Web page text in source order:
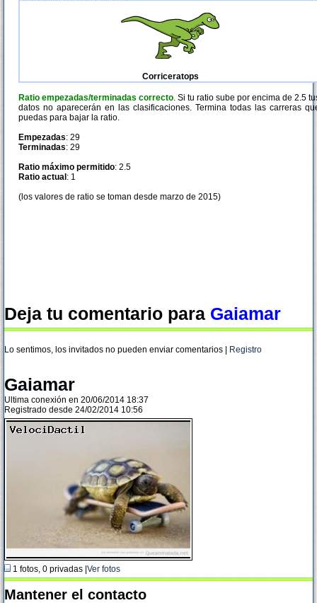
Corriceratops
Ratio empezadas/terminadas correcto. Si tu ratio sube por encima de 2.5
datos no aparecerán en las clasificaciones. Termina todas las carreras
puedas para bajar la ratio.
Empezadas: 29
Terminadas: 29
Ratio máximo permitido: 2.5
Ratio actual : 1
(los valores de ratio se toman desde marzo de 2015)
Deja tu comentario para Gaiamar
Lo sentimos, los invitados no pueden enviar comentarios | Registro
Gaiamar
Ultima conexión en 20/06/2014 18:37
Registrado desde 24/02/2014 10:56
1 fotos, 0 privadas | Ver fotos
Mantener el contacto